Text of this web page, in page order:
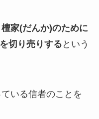
檀家(だんか)のために
切り売りする という
いる信者のことを